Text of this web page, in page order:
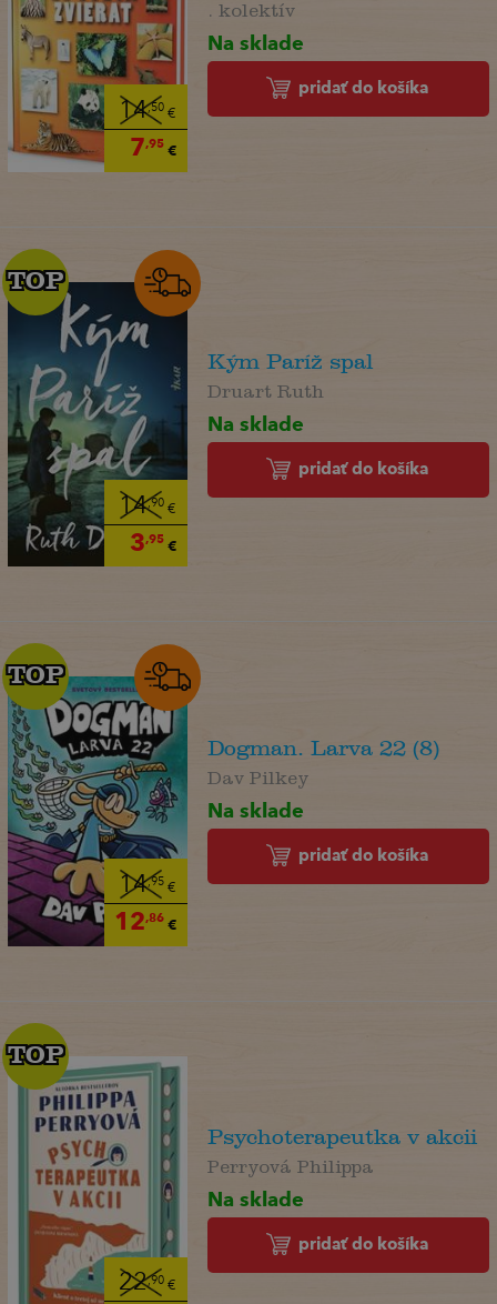
14,50€
7,95€
. kolektív
Na sklade
pridať do košíka
14,90€
3,95€
TOP
TOP
Kým Paríž spal
Druart Ruth
Na sklade
pridať do košíka
14,95€
12,86€
TOP
TOP
Dogman. Larva 22 (8)
Dav Pilkey
Na sklade
pridať do košíka
22,90€
TOP
TOP
Psychoterapeutka v akcii
Perryová Philippa
Na sklade
pridať do košíka